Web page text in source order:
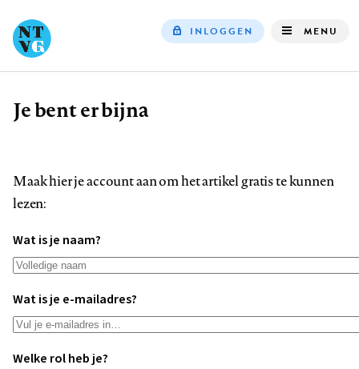
INLOGGEN MENU
Kruimelpad
Je bent er bijna
Maak hier je account aan om het artikel gratis te kunnen
lezen:
Wat is je naam?
Wat is je e-mailadres?
Welke rol heb je?